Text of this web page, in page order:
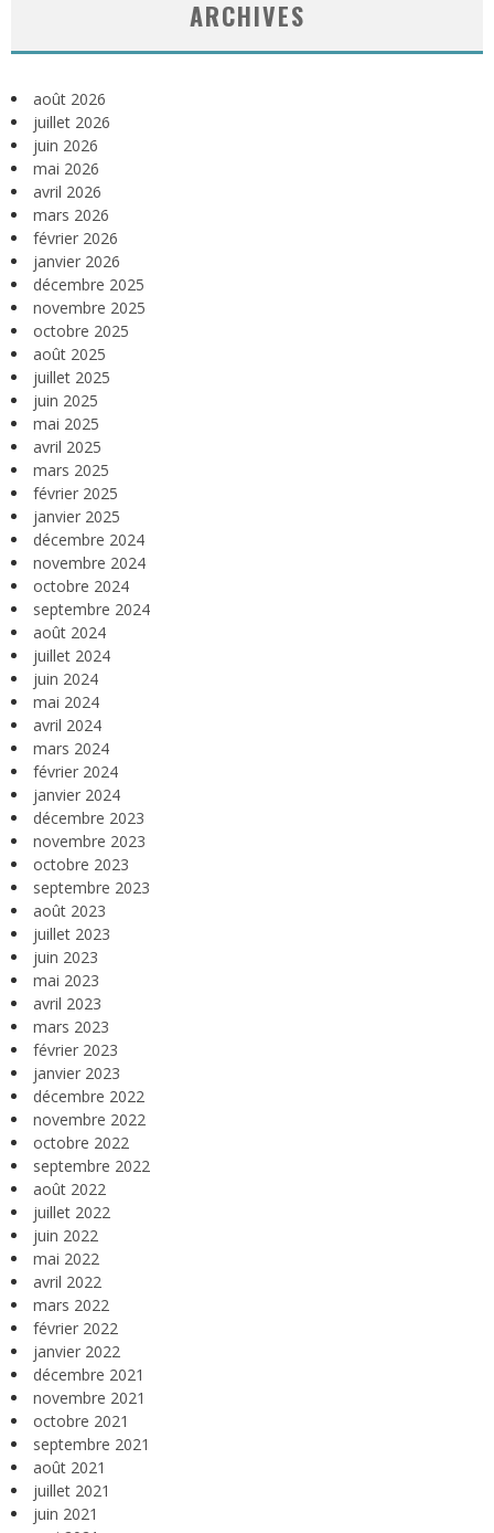
ARCHIVES
août 2026
juillet 2026
juin 2026
mai 2026
avril 2026
mars 2026
février 2026
janvier 2026
décembre 2025
novembre 2025
octobre 2025
août 2025
juillet 2025
juin 2025
mai 2025
avril 2025
mars 2025
février 2025
janvier 2025
décembre 2024
novembre 2024
octobre 2024
septembre 2024
août 2024
juillet 2024
juin 2024
mai 2024
avril 2024
mars 2024
février 2024
janvier 2024
décembre 2023
novembre 2023
octobre 2023
septembre 2023
août 2023
juillet 2023
juin 2023
mai 2023
avril 2023
mars 2023
février 2023
janvier 2023
décembre 2022
novembre 2022
octobre 2022
septembre 2022
août 2022
juillet 2022
juin 2022
mai 2022
avril 2022
mars 2022
février 2022
janvier 2022
décembre 2021
novembre 2021
octobre 2021
septembre 2021
août 2021
juillet 2021
juin 2021